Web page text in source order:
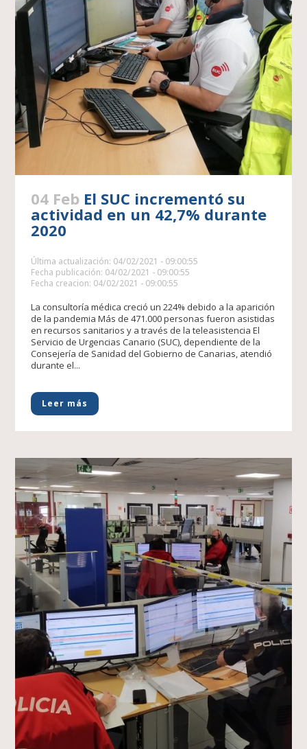
04 Feb El SUC incrementó su
actividad en un 42,7% durante
2020
Última actualización: 04/02/2021 - 09:00:55
Fecha publicación: 04/02/2021 - 09:00:55
Fecha creacion: 04/02/2021 - 09:00:55
La consultoría médica creció un 224% debido a la aparición
de la pandemia Más de 471.000 personas fueron asistidas
en recursos sanitarios y a través de la teleasistencia El
Servicio de Urgencias Canario (SUC), dependiente de la
Consejería de Sanidad del Gobierno de Canarias, atendió
durante el...
Leer más